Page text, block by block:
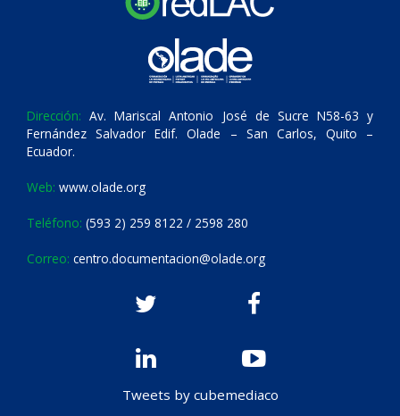
Dirección: Av. Mariscal Antonio José de Sucre N58-63 y
Fernández Salvador Edif. Olade – San Carlos, Quito –
Ecuador.
Web: www.olade.org
Teléfono: (593 2) 259 8122 / 2598 280
Correo: centro.documentacion@olade.org
Tweets by cubemediaco